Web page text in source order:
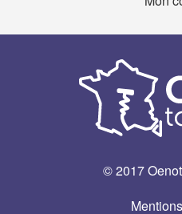
© 2017